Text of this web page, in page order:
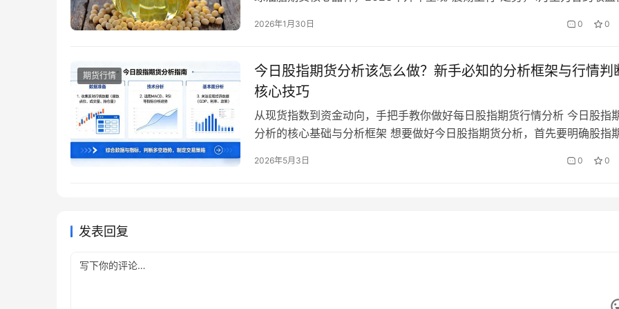
代需求、原油价格联动等因素驱动。国内投资者研判美豆油期货行情时，
误…
2026年1月30日 0 0
期货行情
今日股指期货分析该怎么做？新手必知的分析框架与行情判
核心技巧
从现货指数到资金动向，手把手教你做好每日股指期货行情分析 今日股指
分析的核心基础与分析框架 想要做好今日股指期货分析，首先要明确股指
目前包括沪深 300 股指期货 IF、上证 50 股指期货 IH、中证 500 股指期
2026年5月3日 0 0
发表回复